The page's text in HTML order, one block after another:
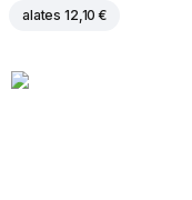
alates 12,10 €